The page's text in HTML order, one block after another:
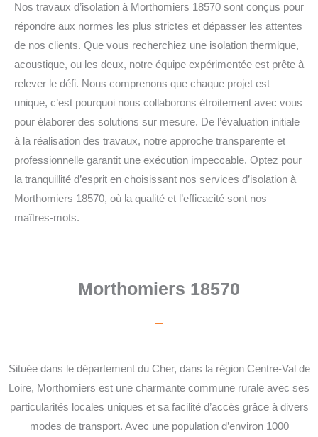
Nos travaux d’isolation à Morthomiers 18570 sont conçus pour
répondre aux normes les plus strictes et dépasser les attentes
de nos clients. Que vous recherchiez une isolation thermique,
acoustique, ou les deux, notre équipe expérimentée est prête à
relever le défi. Nous comprenons que chaque projet est
unique, c’est pourquoi nous collaborons étroitement avec vous
pour élaborer des solutions sur mesure. De l’évaluation initiale
à la réalisation des travaux, notre approche transparente et
professionnelle garantit une exécution impeccable. Optez pour
la tranquillité d’esprit en choisissant nos services d’isolation à
Morthomiers 18570, où la qualité et l’efficacité sont nos
maîtres-mots.
Morthomiers 18570
Située dans le département du Cher, dans la région Centre-Val de
Loire, Morthomiers est une charmante commune rurale avec ses
particularités locales uniques et sa facilité d’accès grâce à divers
modes de transport. Avec une population d’environ 1000